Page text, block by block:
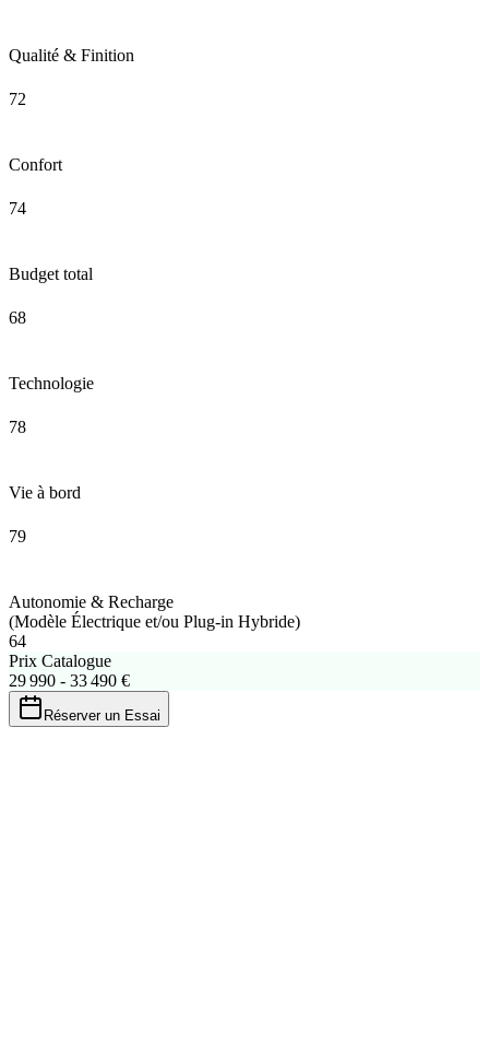
Qualité & Finition
72
Confort
74
Budget total
68
Technologie
78
Vie à bord
79
Autonomie & Recharge
(Modèle Électrique et/ou Plug-in Hybride)
64
Prix Catalogue
29 990 - 33 490 €
Réserver un Essai